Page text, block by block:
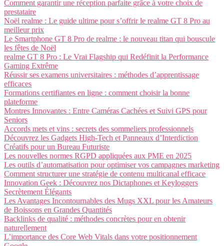
Comment garantir une réception parfaite grâce à votre choix de
prestataire
Noël realme : Le guide ultime pour s’offrir le realme GT 8 Pro au
meilleur prix
Le Smartphone GT 8 Pro de realme : le nouveau titan qui bouscule
les fêtes de Noël
realme GT 8 Pro : Le Vrai Flagship qui Redéfinit la Performance
Gaming Extrême
Réussir ses examens universitaires : méthodes d’apprentissage
efficaces
Formations certifiantes en ligne : comment choisir la bonne
plateforme
Montres Innovantes : Entre Caméras Cachées et Suivi GPS pour
Seniors
Accords mets et vins : secrets des sommeliers professionnels
Découvrez les Gadgets High-Tech et Panneaux d’Interdiction
Créatifs pour un Bureau Futuriste
Les nouvelles normes RGPD appliquées aux PME en 2025
Les outils d’automatisation pour optimiser vos campagnes marketing
Comment structurer une stratégie de contenu multicanal efficace
Innovation Geek : Découvrez nos Dictaphones et Keyloggers
Secrètement Élégants
Les Avantages Incontournables des Mugs XXL pour les Amateurs
de Boissons en Grandes Quantités
Backlinks de qualité : méthodes concrètes pour en obtenir
naturellement
L’importance des Core Web Vitals dans votre positionnement